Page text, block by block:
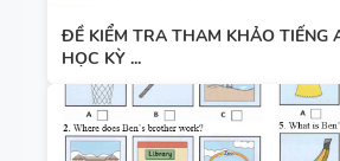
ĐỀ KIỂM TRA THAM KHẢO TIẾNG
HỌC KỲ ...